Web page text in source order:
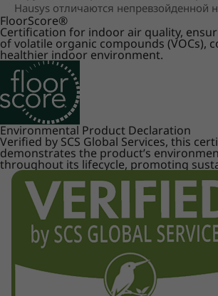
Hausys отличаются непревзойденной
FloorScore®
Certification for indoor air quality,
of volatile organic compounds (VOCs),
healthier indoor environment.
Environmental Product Declaration
Verified by SCS Global Services, this
demonstrates the product’s
throughout its lifecycle, promoting